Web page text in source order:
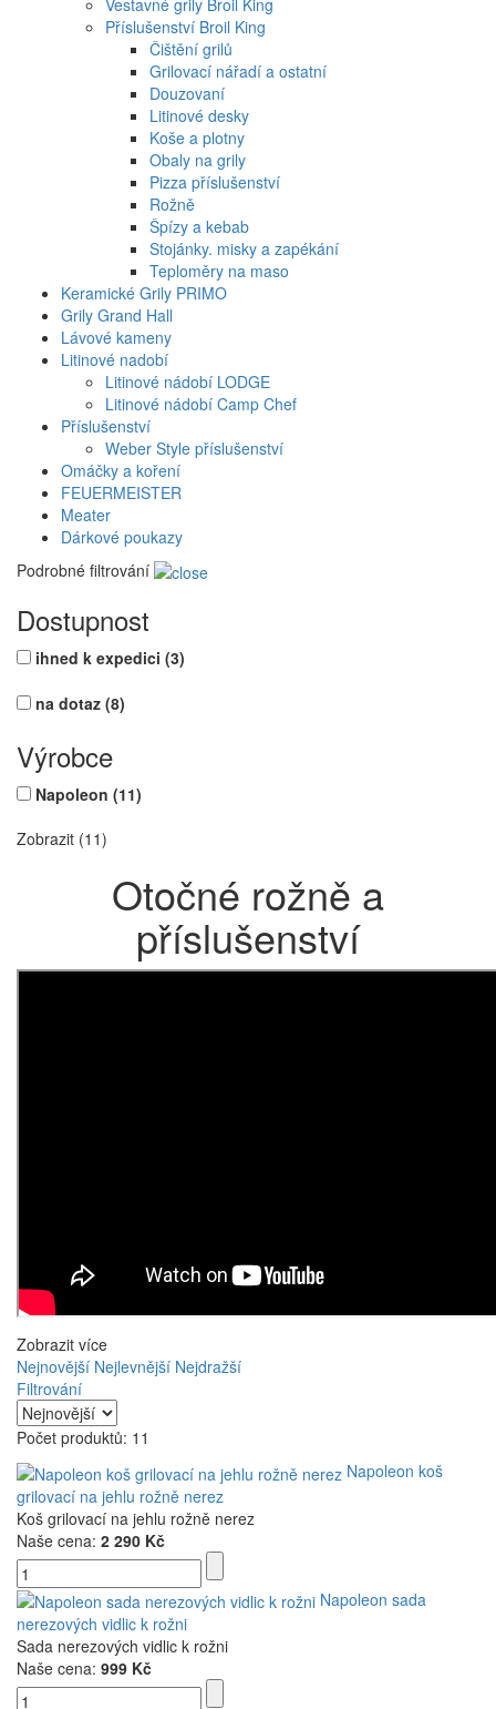
Příslušenství Broil King
Čištění grilů
Grilovací nářadí a ostatní
Douzovaní
Litinové desky
Koše a plotny
Obaly na grily
Pizza příslušenství
Rožně
Špízy a kebab
Stojánky. misky a zapékání
Teploměry na maso
Keramické Grily PRIMO
Grily Grand Hall
Lávové kameny
Litinové nadobí
Litinové nádobí LODGE
Litinové nádobí Camp Chef
Příslušenství
Weber Style příslušenství
Omáčky a koření
FEUERMEISTER
Meater
Dárkové poukazy
Podrobné filtrování
Dostupnost
ihned k expedici (3)
na dotaz (8)
Výrobce
Napoleon (11)
Zobrazit (11)
Otočné rožně a
příslušenství
Zobrazit více
Nejnovější Nejlevnější Nejdražší
Filtrování
Počet produktů: 11
Napoleon koš
grilovací na jehlu rožně nerez
Koš grilovací na jehlu rožně nerez
Naše cena: 2 290 Kč
Napoleon sada
nerezových vidlic k rožni
Sada nerezových vidlic k rožni
Naše cena: 999 Kč